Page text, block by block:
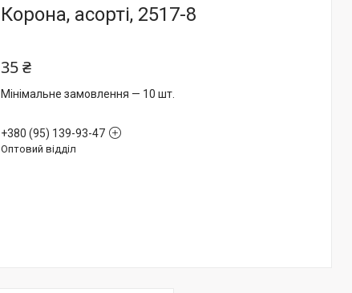
Корона, асорті, 2517-8
35 ₴
Мінімальне замовлення — 10 шт.
+380 (95) 139-93-47
Оптовий відділ